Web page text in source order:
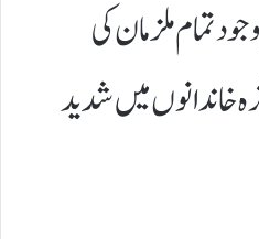
تمام ملزمان کی
خاندانوں میں شدید